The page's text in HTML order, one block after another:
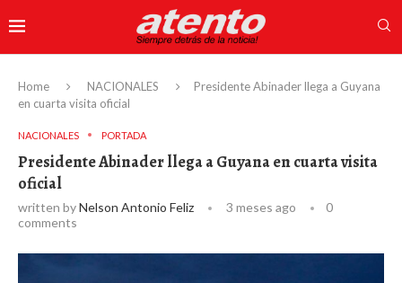
Home NACIONALES
Presidente Abinader llega a Guyana
en cuarta visita oficial
NACIONALES PORTADA
Presidente Abinader llega a Guyana en cuarta visita
oficial
written byNelson Antonio Feliz 3 meses ago
0
comments